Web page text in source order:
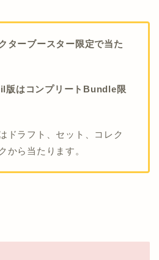
ターブースター限定で当た
版はコンプリートBundle限
ドラフト、セット、コレク
から当たります。